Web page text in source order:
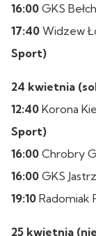
16:00 GKS
17:40 Widzew
Sport)
24 kwietnia
12:40 Korona
Sport)
16:00 Chrobry
16:00 GKS
19:10 Radomiak
25 kwietnia